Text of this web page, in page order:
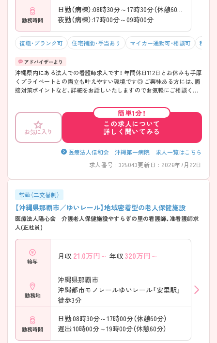
勤務時間
日勤（病棟）:08時30分～17時30分（休憩60分）
夜勤（病棟）:17時00分～09時00分
復職・ブランク可 住宅補助・手当あり マイカー通勤可・相談可 積極
沖縄県内にある法人での看護師求人です！ 年間休日112日とお休みも手厚
くプライベートとの両立も叶えやすい環境です◎ ご興味ある方には、面
接対策ポイントなど、詳細をお話しいたしますのでお気軽にご相談くだ
お気に入り
簡単1分！
この求人について
詳しく聞いてみる
医療法人信和会 沖縄第一病院 求人一覧はこちら
求人番号 : 325043更新日 : 2026年7月22日
常勤（二交替制）
【沖縄県那覇市／ゆいレール】地域密着型の老人保健施設
医療法人陽心会 介護老人保健施設やすらぎの里の看護師、准看護師求
人(正社員)
給与
月収 21.0万円～ 年収 320万円～
勤務地
沖縄県那覇市
沖縄都市モノレールゆいレール「安里駅」
徒歩3分
勤務時間
日勤:08時30分～17時00分（休憩60分）
遅出:10時00分～19時00分（休憩60分）